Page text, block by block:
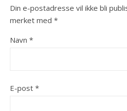
Din e-postadresse vil ikke bli
merket med *
Navn *
E-post *